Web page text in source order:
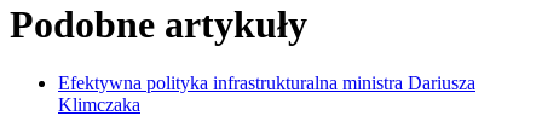
Podobne artykuły
Efektywna polityka infrastrukturalna ministra Dariusza
Klimczaka